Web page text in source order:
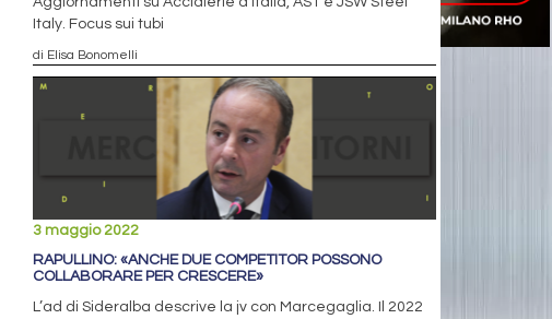
Italy. Focus sui tubi
di Elisa Bonomelli
3 maggio 2022
RAPULLINO: «ANCHE DUE COMPETITOR POSSONO
COLLABORARE PER CRESCERE»
L’ad di Sideralba descrive la jv con Marcegaglia. Il 2022